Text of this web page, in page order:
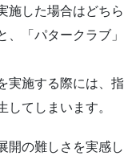
施した場合はどち
、「パタークラブ
実施する際には、
してしまいます。
開の難しさを実感